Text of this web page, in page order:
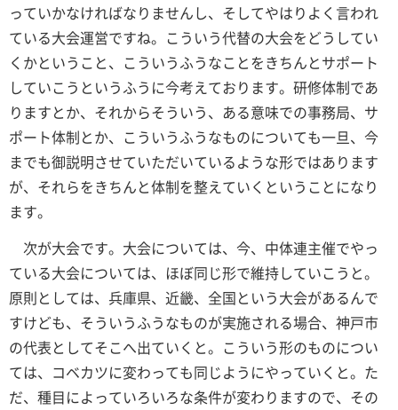
っていかなければなりませんし、そしてやはりよく言われ
ている大会運営ですね。こういう代替の大会をどうしてい
くかということ、こういうふうなことをきちんとサポート
していこうというふうに今考えております。研修体制であ
りますとか、それからそういう、ある意味での事務局、サ
ポート体制とか、こういうふうなものについても一旦、今
までも御説明させていただいているような形ではあります
が、それらをきちんと体制を整えていくということになり
ます。
次が大会です。大会については、今、中体連主催でやっ
ている大会については、ほぼ同じ形で維持していこうと。
原則としては、兵庫県、近畿、全国という大会があるんで
すけども、そういうふうなものが実施される場合、神戸市
の代表としてそこへ出ていくと。こういう形のものについ
ては、コベカツに変わっても同じようにやっていくと。た
だ、種目によっていろいろな条件が変わりますので、その